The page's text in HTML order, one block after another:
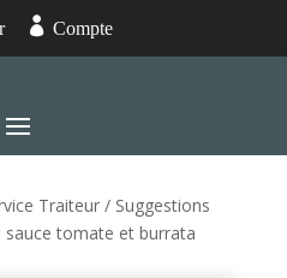
 Compte
Traiteur/ Suggestions
sauce tomate et burrata